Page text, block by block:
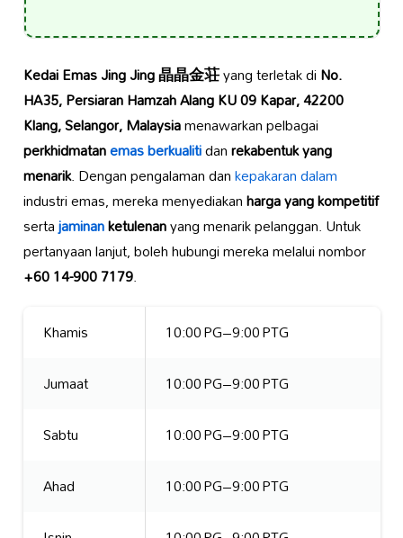
Kedai Emas Jing Jing 晶晶金荘yang terletak diNo.
HA35, Persiaran Hamzah Alang KU 09 Kapar, 42200
Klang, Selangor, Malaysiamenawarkan pelbagai
perkhidmatanemas berkualitidanrekabentuk yang
menarik. Dengan pengalaman dankepakaran dalam
industri emas, mereka menyediakanharga yang kompetitif
sertajaminanketulenanyang menarik pelanggan. Untuk
pertanyaan lanjut, boleh hubungi mereka melalui nombor
+60 14-900 7179.
Khamis
10:00 PG–9:00 PTG
Jumaat
10:00 PG–9:00 PTG
Sabtu
10:00 PG–9:00 PTG
Ahad
10:00 PG–9:00 PTG